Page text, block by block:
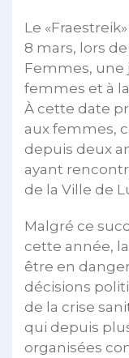
Le
8 mars, lors
Femmes, une
femmes et à
À cette date
aux femmes,
depuis deux
ayant
de la Ville de
Malgré ce
cette année,
être en
décisions
de la crise
qui depuis
organisées